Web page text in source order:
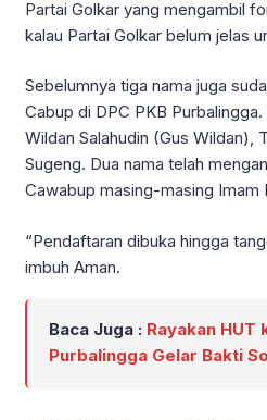
Partai Golkar yang mengambil
kalau Partai Golkar belum jelas
Sebelumnya tiga nama juga
Cabup di DPC PKB
Wildan Salahudin (Gus Wildan),
Sugeng. Dua nama telah
Cawabup masing-masing Imam
“Pendaftaran dibuka hingga
imbuh Aman.
Baca Juga : Rayakan HUT
Purbalingga Gelar Bakti